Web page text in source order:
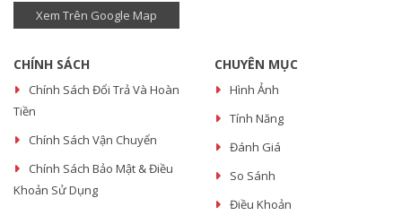
Xem Trên Google Map
CHÍNH SÁCH
Chính Sách Đổi Trả Và Hoàn
Tiền
Chính Sách Vận Chuyển
Chính Sách Bảo Mật & Điều
Khoản Sử Dụng
CHUYÊN MỤC
Hình Ảnh
Tính Năng
Đánh Giá
So Sánh
Điều Khoản